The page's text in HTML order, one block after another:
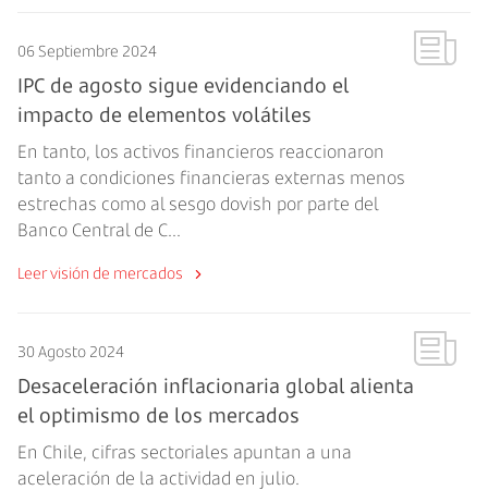
06 Septiembre 2024
IPC de agosto sigue evidenciando el
impacto de elementos volátiles
En tanto, los activos financieros reaccionaron
tanto a condiciones financieras externas menos
estrechas como al sesgo dovish por parte del
Banco Central de C...
Leer visión de mercados
30 Agosto 2024
Desaceleración inflacionaria global alienta
el optimismo de los mercados
En Chile, cifras sectoriales apuntan a una
aceleración de la actividad en julio.